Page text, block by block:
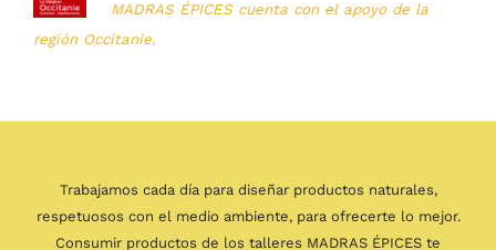
MADRAS ÉPICES cuenta con el apoyo de la
región Occitanie.
Trabajamos cada día para diseñar productos naturales,
respetuosos con el medio ambiente, para ofrecerte lo mejor.
Consumir productos de los talleres MADRAS ÉPICES te